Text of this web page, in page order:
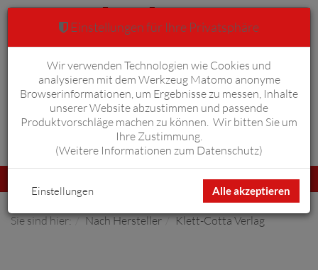
Anmelden Warenkorb 0
umschalten
Sie sind hier: Nach Hersteller Klett-Cotta Verlag
Einstellungen für Ihre Privatsphäre
Wir verwenden Technologien wie Cookies und
analysieren mit dem Werkzeug Matomo anonyme
Browserinformationen, um Ergebnisse zu messen, Inhalte
unserer Website abzustimmen und passende
Produktvorschläge machen zu können. Wir bitten Sie um
Ihre Zustimmung.
(Weitere Informationen zum Datenschutz)
Alle akzeptieren
Einstellungen